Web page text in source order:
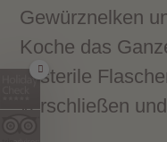
Gewürznelken
Koche das
in sterile
verschließen